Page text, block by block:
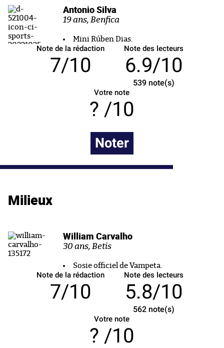
Antonio Silva
19 ans, Benfica
Mini Rúben Dias.
Note de la rédaction
7/10
Note des lecteurs
6.9/10
539note(s)
Votre note
/10
Noter
Milieux
William Carvalho
30 ans, Betis
Sosie officiel de Vampeta.
Note de la rédaction
7/10
Note des lecteurs
5.8/10
562note(s)
Votre note
/10